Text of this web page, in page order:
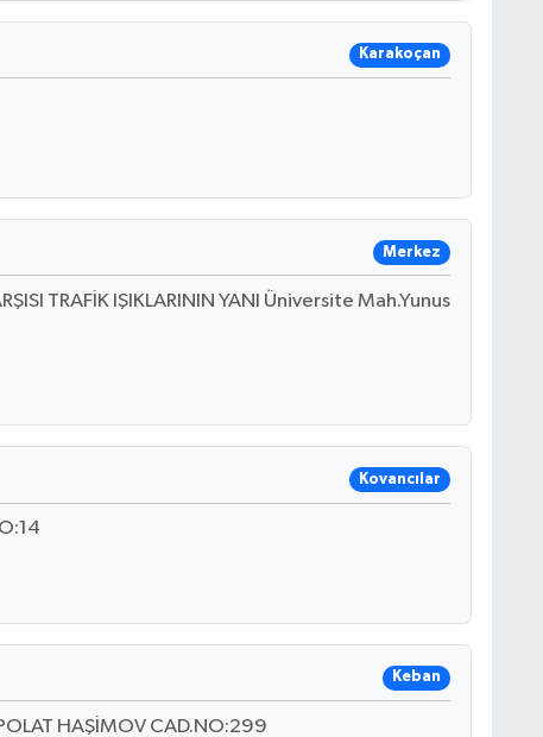
Karakoçan
Merkez
TRAFİK IŞIKLARININ YANI Üniversite Mah.Yunus
Kovancılar
Keban
HAŞİMOV CAD.NO:299